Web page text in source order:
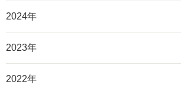
2024年
2023年
2022年